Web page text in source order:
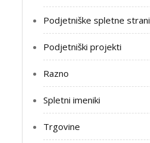
Podjetniške spletne strani
Podjetniški projekti
Razno
Spletni imeniki
Trgovine